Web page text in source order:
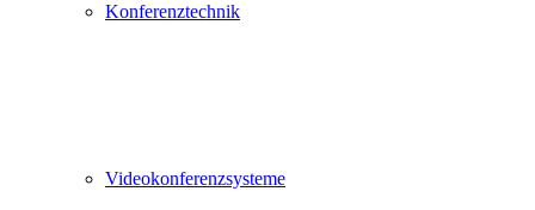
Konferenztechnik
Videokonferenzsysteme